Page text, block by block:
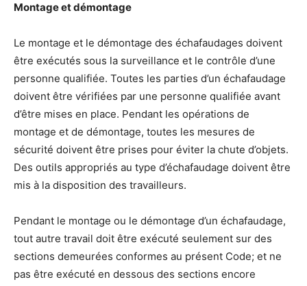
Montage et démontage
Le montage et le démontage des échafaudages doivent
être exécutés sous la surveillance et le contrôle d’une
personne qualifiée. Toutes les parties d’un échafaudage
doivent être vérifiées par une personne qualifiée avant
d’être mises en place. Pendant les opérations de
montage et de démontage, toutes les mesures de
sécurité doivent être prises pour éviter la chute d’objets.
Des outils appropriés au type d’échafaudage doivent être
mis à la disposition des travailleurs.
Pendant le montage ou le démontage d’un échafaudage,
tout autre travail doit être exécuté seulement sur des
sections demeurées conformes au présent Code; et ne
pas être exécuté en dessous des sections encore